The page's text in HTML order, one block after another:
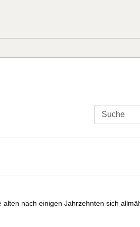
nach einigen Jahrzehnten sich